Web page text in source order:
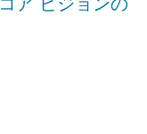
ア ビジョンの